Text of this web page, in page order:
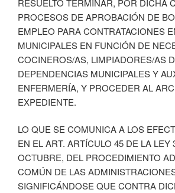
RESUELTO TERMINAR, POR DICHA
PROCESOS DE APROBACIÓN DE
EMPLEO PARA CONTRATACIONES
MUNICIPALES EN FUNCIÓN DE
COCINEROS/AS, LIMPIADORES/AS
DEPENDENCIAS MUNICIPALES Y
ENFERMERÍA, Y PROCEDER AL
EXPEDIENTE.
LO QUE SE COMUNICA A LOS
EN EL ART. ARTÍCULO 45 DE LA LEY
OCTUBRE, DEL PROCEDIMIENTO
COMÚN DE LAS
SIGNIFICÁNDOSE QUE CONTRA